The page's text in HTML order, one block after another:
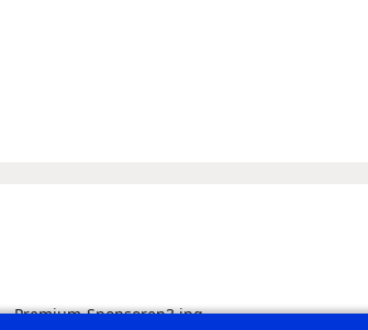
fegt JSG Balingen/Weilstetten 2 aus der